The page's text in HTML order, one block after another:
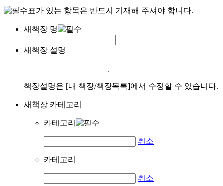
표가 있는 항목은 반드시 기재해 주셔야 합니다.
새책장 명
새책장 설명
책장설명은 [내 책장/책장목록]에서 수정할 수 있습니다.
새책장 카테고리
카테고리
취소
카테고리
취소